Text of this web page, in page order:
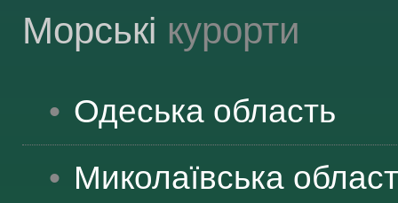
Морські курорти
Одеська область
Миколаївська